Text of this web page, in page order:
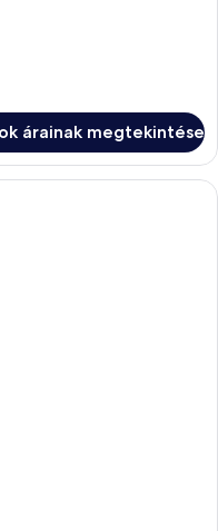
árainak megtekintése